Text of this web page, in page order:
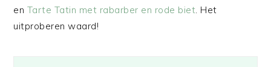
en Tarte Tatin met rabarber en rode biet. Het
uitproberen waard!